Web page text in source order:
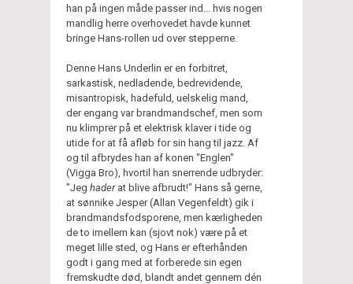
han på ingen måde passer ind... hvis nogen
mandlig herre overhovedet havde kunnet
bringe Hans-rollen ud over stepperne.
Denne Hans Underlin er en forbitret,
sarkastisk, nedladende, bedrevidende,
misantropisk, hadefuld, uelskelig mand,
der engang var brandmandschef, men som
nu klimprer på et elektrisk klaver i tide og
utide for at få afløb for sin hang til jazz. Af
og til afbrydes han af konen "Englen"
(Vigga Bro), hvortil han snerrende udbryder:
"Jeg haderat blive afbrudt!" Hans så gerne,
at sønnike Jesper (Allan Vegenfeldt) gik i
brandmandsfodsporene, men kærligheden
de to imellem kan (sjovt nok) være på et
meget lille sted, og Hans er efterhånden
godt i gang med at forberede sin egen
fremskudte død, blandt andet gennem dén